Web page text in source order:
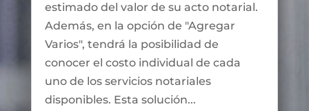
estimado del valor de su acto notarial.
Además, en la opción de "Agregar
Varios", tendrá la posibilidad de
conocer el costo individual de cada
uno de los servicios notariales
disponibles. Esta solución...